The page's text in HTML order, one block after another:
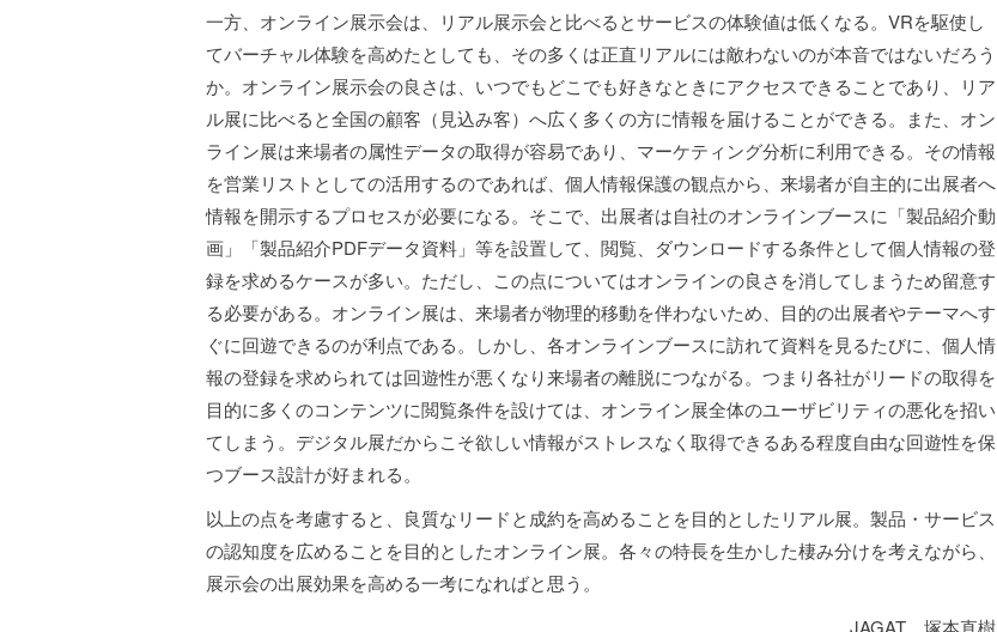
一方、オンライン展示会は、リアル展示会と比べるとサービスの体験値は低くなる。VRを駆使し
てバーチャル体験を高めたとしても、その多くは正直リアルには敵わないのが本音ではないだろう
か。オンライン展示会の良さは、いつでもどこでも好きなときにアクセスできることであり、リア
ル展に比べると全国の顧客（見込み客）へ広く多くの方に情報を届けることができる。また、オン
ライン展は来場者の属性データの取得が容易であり、マーケティング分析に利用できる。その情報
を営業リストとしての活用するのであれば、個人情報保護の観点から、来場者が自主的に出展者へ
情報を開示するプロセスが必要になる。そこで、出展者は自社のオンラインブースに「製品紹介動
画」「製品紹介PDFデータ資料」等を設置して、閲覧、ダウンロードする条件として個人情報の登
録を求めるケースが多い。ただし、この点についてはオンラインの良さを消してしまうため留意す
る必要がある。オンライン展は、来場者が物理的移動を伴わないため、目的の出展者やテーマへす
ぐに回遊できるのが利点である。しかし、各オンラインブースに訪れて資料を見るたびに、個人情
報の登録を求められては回遊性が悪くなり来場者の離脱につながる。つまり各社がリードの取得を
目的に多くのコンテンツに閲覧条件を設けては、オンライン展全体のユーザビリティの悪化を招い
てしまう。デジタル展だからこそ欲しい情報がストレスなく取得できるある程度自由な回遊性を保
つブース設計が好まれる。
以上の点を考慮すると、良質なリードと成約を高めることを目的としたリアル展。製品・サービス
の認知度を広めることを目的としたオンライン展。各々の特長を生かした棲み分けを考えながら、
展示会の出展効果を高める一考になればと思う。
JAGAT 塚本直樹